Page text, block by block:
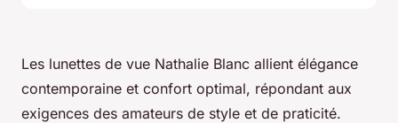
Les lunettes de vue Nathalie Blanc allient élégance
contemporaine et confort optimal, répondant aux
exigences des amateurs de style et de praticité.